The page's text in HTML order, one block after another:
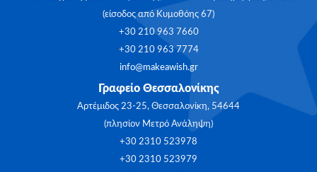
(είσοδος από Κυμοθόης 67)
+30 210 963 7660
+30 210 963 7774
info@makeawish.gr
Γραφείο Θεσσαλονίκης
Αρτέμιδος 23-25, Θεσσαλονίκη, 54644
(πλησίον Μετρό Ανάληψη)
+30 2310 523978
+30 2310 523979